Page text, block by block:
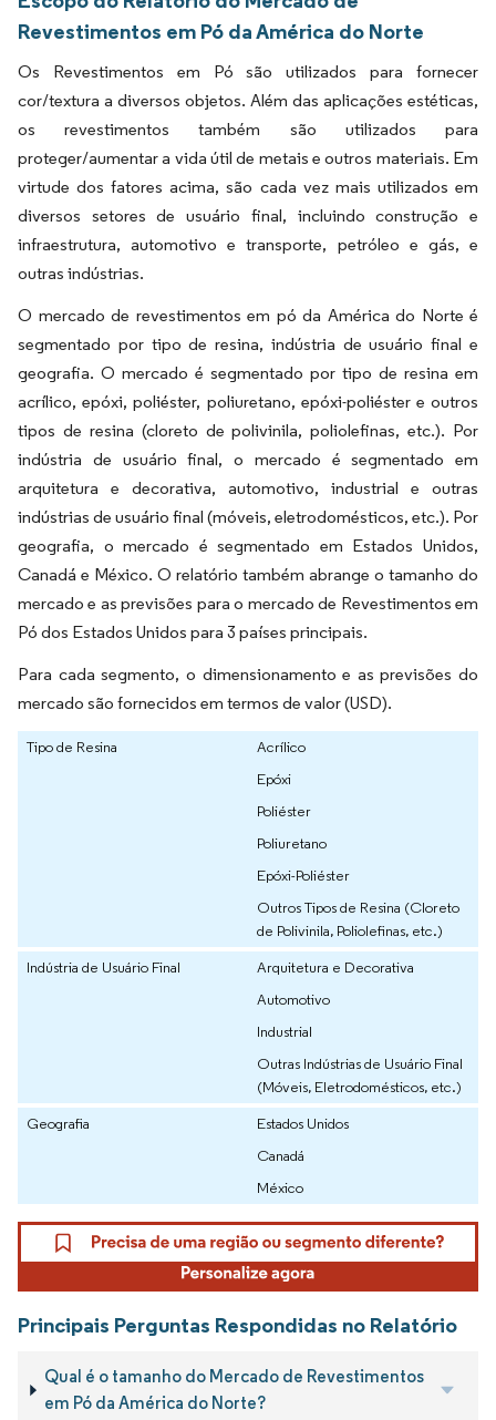
Revestimentos em Pó da América do Norte
Os Revestimentos em Pó são utilizados para fornecer
cor/textura a diversos objetos. Além das aplicações estéticas,
os revestimentos também são utilizados para
proteger/aumentar a vida útil de metais e outros materiais. Em
virtude dos fatores acima, são cada vez mais utilizados em
diversos setores de usuário final, incluindo construção e
infraestrutura, automotivo e transporte, petróleo e gás, e
outras indústrias.
O mercado de revestimentos em pó da América do Norte é
segmentado por tipo de resina, indústria de usuário final e
geografia. O mercado é segmentado por tipo de resina em
acrílico, epóxi, poliéster, poliuretano, epóxi-poliéster e outros
tipos de resina (cloreto de polivinila, poliolefinas, etc.). Por
indústria de usuário final, o mercado é segmentado em
arquitetura e decorativa, automotivo, industrial e outras
indústrias de usuário final (móveis, eletrodomésticos, etc.). Por
geografia, o mercado é segmentado em Estados Unidos,
Canadá e México. O relatório também abrange o tamanho do
mercado e as previsões para o mercado de Revestimentos em
Pó dos Estados Unidos para 3 países principais.
Para cada segmento, o dimensionamento e as previsões do
mercado são fornecidos em termos de valor (USD).
Tipo de Resina
Acrílico
Epóxi
Poliéster
Poliuretano
Epóxi-Poliéster
Outros Tipos de Resina (Cloreto
de Polivinila, Poliolefinas, etc.)
Indústria de Usuário Final
Arquitetura e Decorativa
Automotivo
Industrial
Outras Indústrias de Usuário Final
(Móveis, Eletrodomésticos, etc.)
Geografia
Estados Unidos
Canadá
México
Principais Perguntas Respondidas no Relatório
Qual é o tamanho do Mercado de Revestimentos
em Pó da América do Norte?